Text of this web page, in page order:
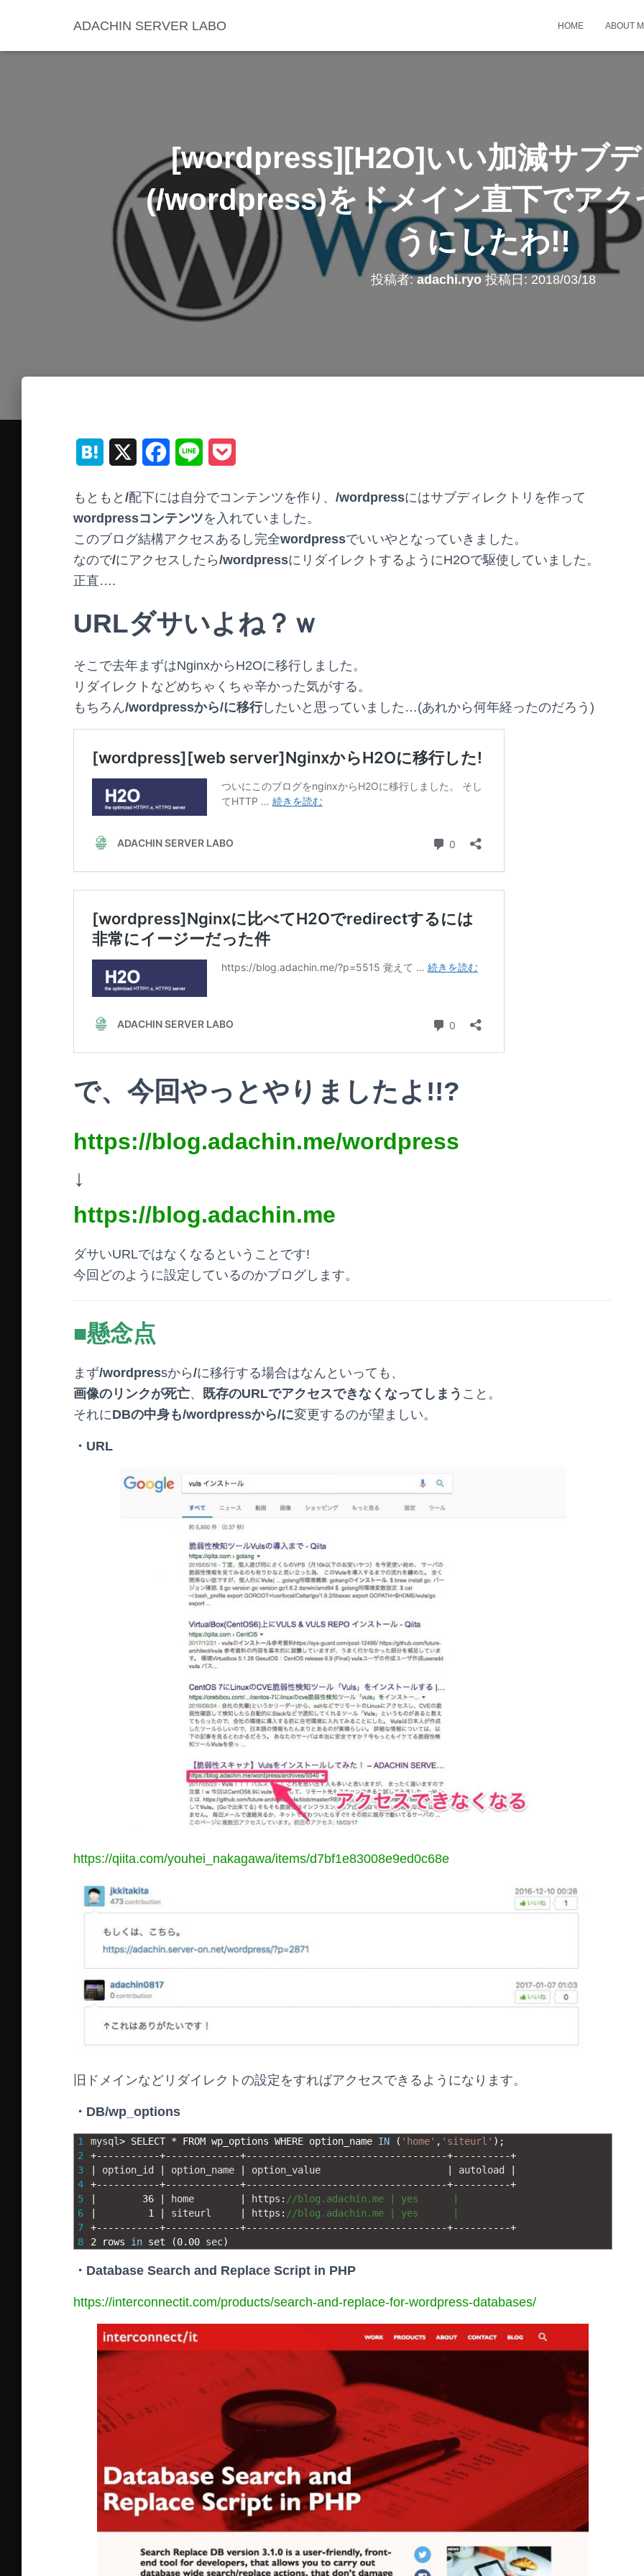
ADACHIN SERVER LABO HOME ABOUT
[wordpress][H2O]いい加減サブ
(/wordpress)をドメイン直下でアク
うにしたわ!!
投稿者:adachi.ryo投稿日: 2018/03/18
t
e
n
a
c
e
b
o
n
e
c
k
e
もともと /配下には自分でコンテンツを作り、 /wordpressにはサブディレクトリを作って
wordpressコンテンツを入れていました。
このブログ結構アクセスあるし完全wordpressでいいやとなっていきました。
なので/にアクセスしたら/wordpressにリダイレクトするようにH2Oで駆使していました。
正直….
URLダサいよね？ｗ
そこで去年まずはNginxからH2Oに移行しました。
リダイレクトなどめちゃくちゃ辛かった気がする。
もちろん/wordpressから/に移行したいと思っていました…(あれから何年経ったのだろう)
で、今回やっとやりましたよ!!?
https://blog.adachin.me/wordpress
↓
https://blog.adachin.me
ダサいURLではなくなるということです!
今回どのように設定しているのかブログします。
■懸念点
まず/wordpressから/に移行する場合はなんといっても、
画像のリンクが死亡、 既存のURLでアクセスできなくなってしまう こと。
それにDBの中身も/wordpressから/に変更するのが望ましい。
・URL
https://qiita.com/youhei_nakagawa/items/d7bf1e83008e9ed0c68e
旧ドメインなどリダイレクトの設定をすればアクセスできるようになります。
・DB/wp_options
1
2
3
4
5
6
7
8
mysql> SELECT * FROM wp_options WHERE option_name IN ( 'home' , 'siteurl' ) ;
+-- -- -- -- -- -+-- -- -- -- -- -- -+-- -- -- -- -- -- -- -- -- -- -- -- -- -- -- -- -- -+-- -- -- -- --+
option_id option_name option_value autoload
+-- -- -- -- -- -+-- -- -- -- -- -- -+-- -- -- -- -- -- -- -- -- -- -- -- -- -- -- -- -- -+-- -- -- -- --+
36 home https : //blog.adachin.me | yes      |
1 siteurl https : //blog.adachin.me | yes      |
+-- -- -- -- -- -+-- -- -- -- -- -- -+-- -- -- -- -- -- -- -- -- -- -- -- -- -- -- -- -- -+-- -- -- -- --+
2
rows in set (0.00 sec)
・Database Search and Replace Script in PHP
https://interconnectit.com/products/search-and-replace-for-wordpress-databases/